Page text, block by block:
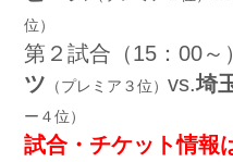
位）
第２試合（15：00
ツ （プレミア３位）vs.埼
ー４位）
試合・チケット情報